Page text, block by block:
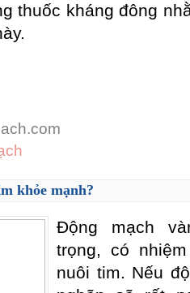
thuốc kháng đông
khỏe mạnh?
Ðộng mạch
trọng, có
nuôi tim. Nếu